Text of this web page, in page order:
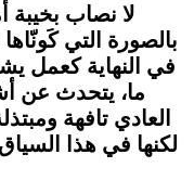
لا نصاب بخيبة
بالصورة التي
في النهاية كعمل
ما، يتحدث عن
العادي تافهة
لكنها في هذا